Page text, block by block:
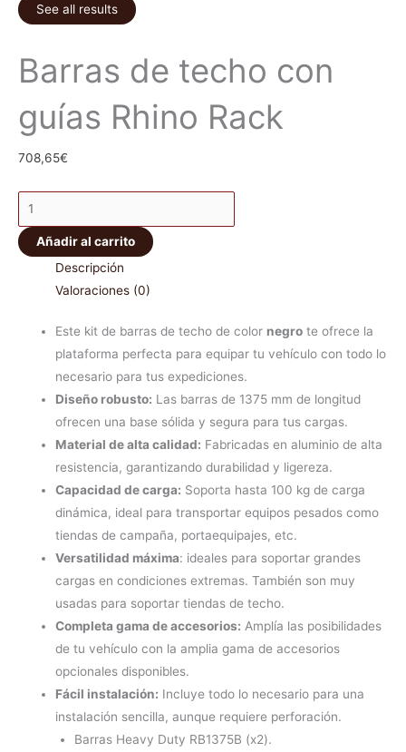
See all results
Barras de techo con
guías Rhino Rack
708,65€
Añadir al carrito
Descripción
Valoraciones (0)
Este kit de barras de techo de color negro te ofrece la
plataforma perfecta para equipar tu vehículo con todo lo
necesario para tus expediciones.
Diseño robusto: Las barras de 1375 mm de longitud
ofrecen una base sólida y segura para tus cargas.
Material de alta calidad: Fabricadas en aluminio de alta
resistencia, garantizando durabilidad y ligereza.
Capacidad de carga: Soporta hasta 100 kg de carga
dinámica, ideal para transportar equipos pesados como
tiendas de campaña, portaequipajes, etc.
Versatilidad máxima: ideales para soportar grandes
cargas en condiciones extremas. También son muy
usadas para soportar tiendas de techo.
Completa gama de accesorios: Amplía las posibilidades
de tu vehículo con la amplia gama de accesorios
opcionales disponibles.
Fácil instalación: Incluye todo lo necesario para una
instalación sencilla, aunque requiere perforación.
Barras Heavy Duty RB1375B (x2).